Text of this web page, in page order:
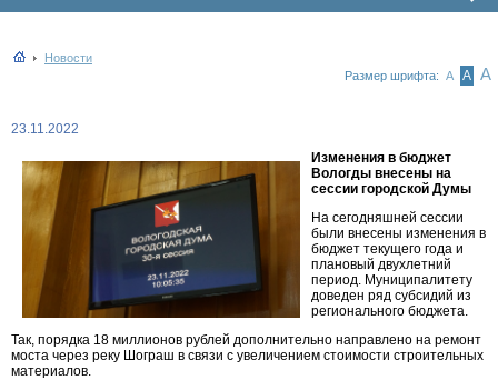
Новости
Размер шрифта: А А А
23.11.2022
Изменения в бюджет
Вологды внесены на
сессии городской Думы
На сегодняшней сессии
были внесены изменения в
бюджет текущего года и
плановый двухлетний
период. Муниципалитету
доведен ряд субсидий из
регионального бюджета.
Так, порядка 18 миллионов рублей дополнительно направлено на ремонт
моста через реку Шограш в связи с увеличением стоимости строительных
материалов.